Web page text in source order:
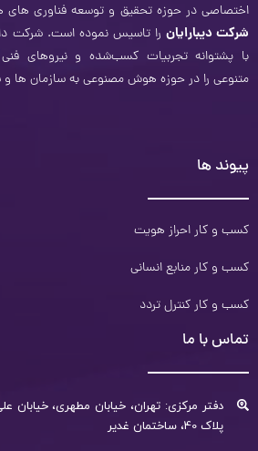
اختصاصی در حوزه تحقیق و توسعه فناوری­
شرکت دیبارایان را تاسیس نموده است. شرکت
با پشتوانه تجربیات کسب‌شده و نیروهای
متنوعی را در حوزه هوش مصنوعی به سازمان‌ ها
پیوند ها
کسب و کار احراز هویت
کسب و کار منابع انسانی
کسب و کار کنترل تردد
تماس با ما
دفتر مرکزی: تهران، خیابان مطهری، خیابان
پلاک 40، ساختمان غدیر